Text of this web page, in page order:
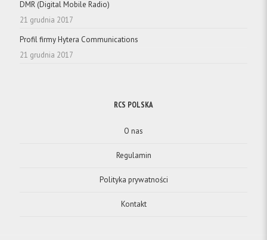
DMR (Digital Mobile Radio)
21 grudnia 2017
Profil firmy Hytera Communications
21 grudnia 2017
RCS POLSKA
O nas
Regulamin
Polityka prywatności
Kontakt